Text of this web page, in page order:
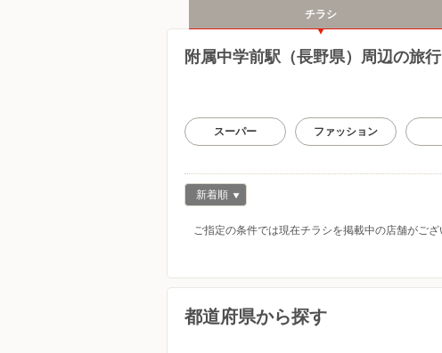
チラシ
附属中学前駅（長野県）周辺の旅
スーパー ファッション
新着順
ご指定の条件では現在チラシを掲載中の店舗がござ
都道府県から探す